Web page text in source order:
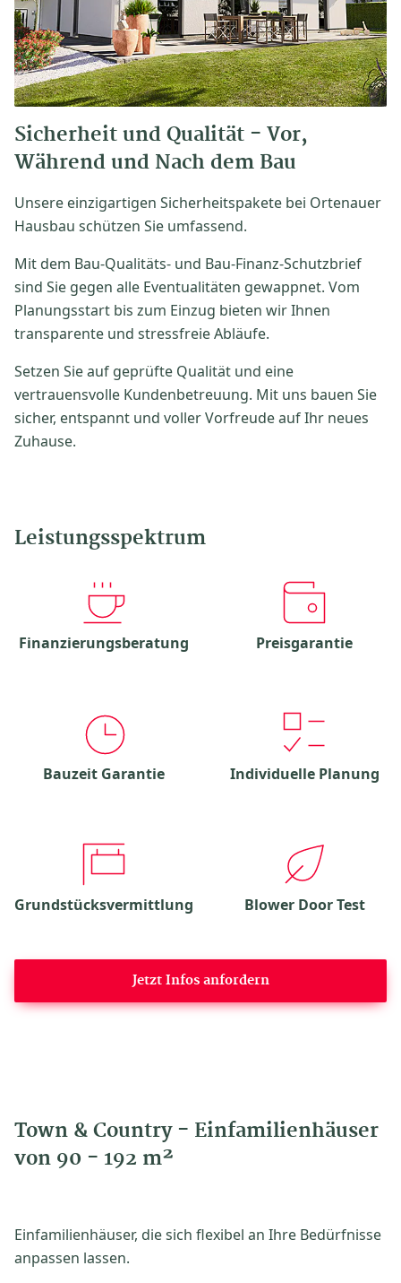
Sicherheit und Qualität - Vor,
Während und Nach dem Bau
Unsere einzigartigen Sicherheitspakete bei Ortenauer
Hausbau schützen Sie umfassend.
Mit dem Bau-Qualitäts- und Bau-Finanz-Schutzbrief
sind Sie gegen alle Eventualitäten gewappnet. Vom
Planungsstart bis zum Einzug bieten wir Ihnen
transparente und stressfreie Abläufe.
Setzen Sie auf geprüfte Qualität und eine
vertrauensvolle Kundenbetreuung. Mit uns bauen Sie
sicher, entspannt und voller Vorfreude auf Ihr neues
Zuhause.
Leistungsspektrum
Finanzierungsberatung Preisgarantie
Bauzeit Garantie Individuelle Planung
Grundstücksvermittlung Blower Door Test
Jetzt Infos anfordern
Town & Country - Einfamilienhäuser
von 90 - 192 m²
Einfamilienhäuser, die sich flexibel an Ihre Bedürfnisse
anpassen lassen.